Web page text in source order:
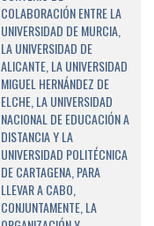
COLABORACIÓN ENTRE LA
UNIVERSIDAD DE MURCIA,
LA UNIVERSIDAD DE
ALICANTE, LA UNIVERSIDAD
MIGUEL HERNÁNDEZ DE
ELCHE, LA UNIVERSIDAD
NACIONAL DE EDUCACIÓN A
DISTANCIA Y LA
UNIVERSIDAD POLITÉCNICA
DE CARTAGENA, PARA
LLEVAR A CABO,
CONJUNTAMENTE, LA